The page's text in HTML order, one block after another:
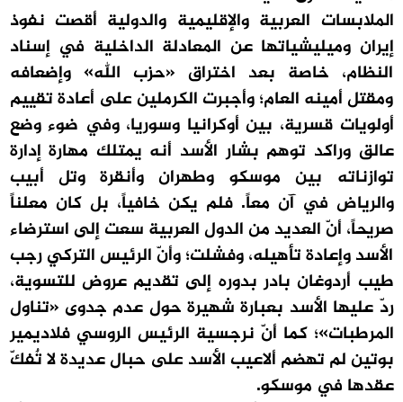
الملابسات العربية والإقليمية والدولية أقصت نفوذ
إيران وميليشياتها عن المعادلة الداخلية في إسناد
النظام، خاصة بعد اختراق «حزب الله» وإضعافه
ومقتل أمينه العام؛ وأجبرت الكرملين على أعادة تقييم
أولويات قسرية، بين أوكرانيا وسوريا، وفي ضوء وضع
عالق وراكد توهم بشار الأسد أنه يمتلك مهارة إدارة
توازناته بين موسكو وطهران وأنقرة وتل أبيب
والرياض في آن معاً. فلم يكن خافياً، بل كان معلناً
صريحاً، أنّ العديد من الدول العربية سعت إلى استرضاء
الأسد وإعادة تأهيله، وفشلت؛ وأنّ الرئيس التركي رجب
طيب أردوغان بادر بدوره إلى تقديم عروض للتسوية،
ردّ عليها الأسد بعبارة شهيرة حول عدم جدوى «تناول
المرطبات»؛ كما أنّ نرجسية الرئيس الروسي فلاديمير
بوتين لم تهضم ألاعيب الأسد على حبال عديدة لا تٌفكّ
عقدها في موسكو.